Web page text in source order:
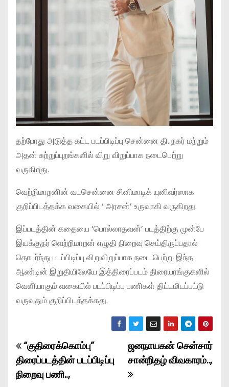
தற்போது அடுத்த கட்ட படப்பிடிப்பு சென்னை தி. நகர் மற்றும்
அதன் சுற்றுப்புறங்களில் விறு விறுப்பாக நடைபெற்று
வருகிறது.
வெற்றிமாறனின் வடசென்னை சினிமாடிக் யுனிவர்ஸாக
குறிப்பிடத்தக்க வகையில் ‘ அரசன்’ உருவாகி வருகிறது.
இப்படத்தின் கதையை ‘பொல்லாதவன்’ படத்திற்கு முன்பே
இயக்குநர் வெற்றிமாறன் எழுதி நிறைவு செய்திருப்பதால்
தொடர்ந்து படப்பிடிப்பு விறுவிறுப்பாக நடை பெற்று இந்த
ஆண்டின் இறுதியிலேயே இத்திரைப்படம் திரையரங்குகளில்
வெளியாகும் வகையில் படப்பிடிப்பு பணிகள் திட்டமிடப்பட்டு
வருவதும் குறிப்பிடத்தக்கது.
P
o
ஜனநாயகன் சென்சார்
சான்றிதழ் விவகாரம்..,
“குதிரைக்கொம்பு”
திரைப்படத்தின் படப்பிடிப்பு
நிறைவு பணி..,